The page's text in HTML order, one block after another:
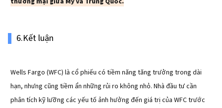
6.Kết luận
Wells Fargo (WFC) là cổ phiếu có tiềm năng tăng trưởng trong dài
hạn, nhưng cũng tiềm ẩn những rủi ro không nhỏ. Nhà đầu tư cần
phân tích kỹ lưỡng các yếu tố ảnh hưởng đến giá trị của WFC trước